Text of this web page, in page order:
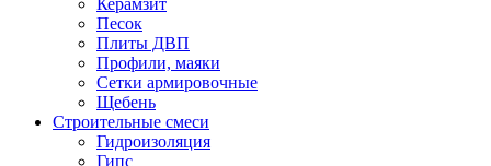
Керамзит
Песок
Плиты ДВП
Профили, маяки
Сетки армировочные
Щебень
Строительные смеси
Гидроизоляция
Гипс